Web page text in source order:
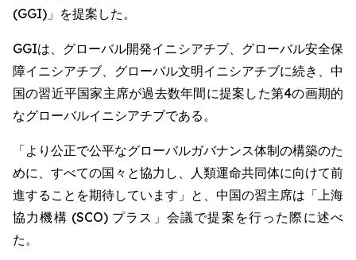
(GGI)」を提案した。
GGIは、グローバル開発イニシアチブ、グローバル安全保
障イニシアチブ、グローバル文明イニシアチブに続き、中
国の習近平国家主席が過去数年間に提案した第4の画期的
なグローバルイニシアチブである。
「より公正で公平なグローバルガバナンス体制の構築のた
めに、すべての国々と協力し、人類運命共同体に向けて前
進することを期待しています」と、中国の習主席は「上海
協力機構 (SCO) プラス」会議で提案を行った際に述べ
た。